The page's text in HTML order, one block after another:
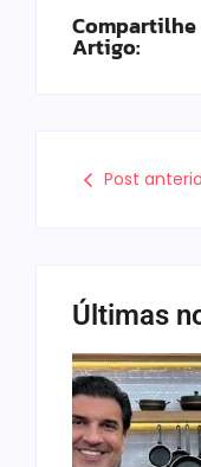
Compartilhe
Artigo:
Post
Últimas